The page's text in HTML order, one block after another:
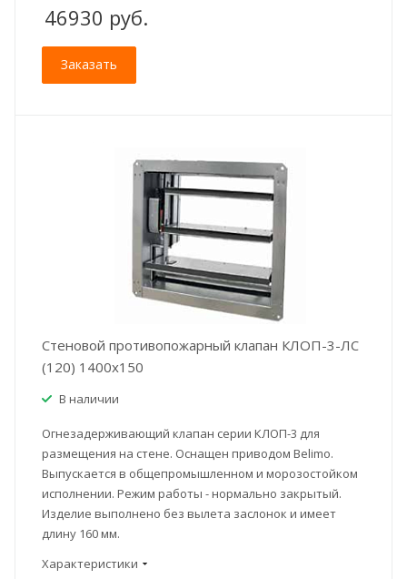
46930 руб.
Заказать
Стеновой противопожарный клапан КЛОП-3-ЛС
(120) 1400x150
В наличии
Огнезадерживающий клапан серии КЛОП-3 для
размещения на стене. Оснащен приводом Belimo.
Выпускается в общепромышленном и морозостойком
исполнении. Режим работы - нормально закрытый.
Изделие выполнено без вылета заслонок и имеет
длину 160 мм.
Характеристики